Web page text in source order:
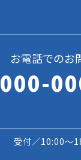
お電話でのお
000-
受付／10:00～